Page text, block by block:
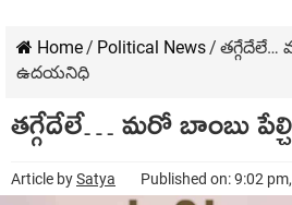
Home/ Political News/
ఉద‌య‌నిధి
త‌గ్గేదేలే… మ‌రో బాంబు
Article bySatya Published on: 9:02